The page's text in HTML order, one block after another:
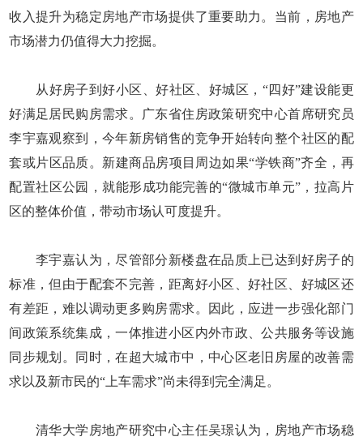
收入提升为稳定房地产市场提供了重要助力。当前，房地产
市场潜力仍值得大力挖掘。
从好房子到好小区、好社区、好城区，“四好”建设能更
好满足居民购房需求。广东省住房政策研究中心首席研究员
李宇嘉观察到，今年新房销售的竞争开始转向整个社区的配
套或片区品质。新建商品房项目周边如果“学铁商”齐全，再
配置社区公园，就能形成功能完善的“微城市单元”，拉高片
区的整体价值，带动市场认可度提升。
李宇嘉认为，尽管部分新楼盘在品质上已达到好房子的
标准，但由于配套不完善，距离好小区、好社区、好城区还
有差距，难以调动更多购房需求。因此，应进一步强化部门
间政策系统集成，一体推进小区内外市政、公共服务等设施
同步规划。同时，在超大城市中，中心区老旧房屋的改善需
求以及新市民的“上车需求”尚未得到完全满足。
清华大学房地产研究中心主任吴璟认为，房地产市场稳